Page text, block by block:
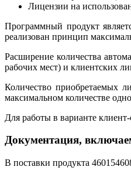
Лицензии на
Программный продукт
реализован принцип
Расширение количества
рабочих мест) и клиентских
Количество приобретаемых
максимальном количестве
Для работы в варианте
Документация,
В поставки продукта